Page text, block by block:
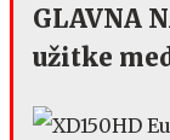
GLAVNA
užitke